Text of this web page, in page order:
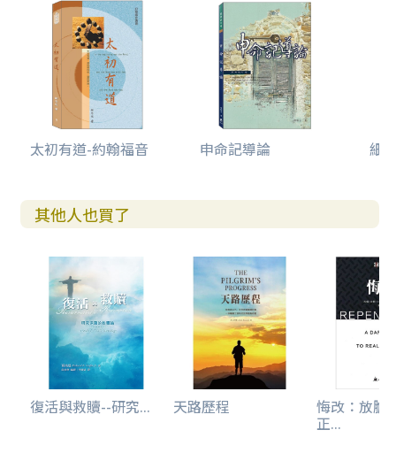
太初有道-約翰福音 申命記導論 細
其他人也買了
復活與救贖--研究... 天路歷程 悔改：放膽
正...